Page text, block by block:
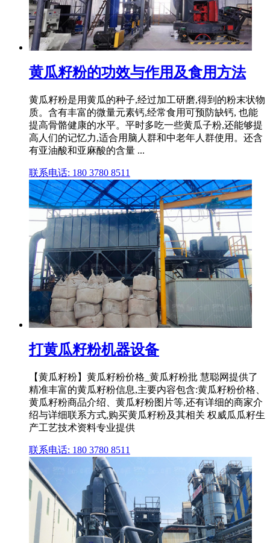
黄瓜籽粉的功效与作用及食用方法
黄瓜籽粉是用黄瓜的种子,经过加工研磨,得到的粉末状物
质。含有丰富的微量元素钙,经常食用可预防缺钙, 也能
提高骨骼健康的水平。平时多吃一些黄瓜子粉,还能够提
高人们的记忆力,适合用脑人群和中老年人群使用。还含
有亚油酸和亚麻酸的含量 ...
联系电话: 180 3780 8511
打黄瓜籽粉机器设备
【黄瓜籽粉】黄瓜籽粉价格_黄瓜籽粉批 慧聪网提供了
精准丰富的黄瓜籽粉信息,主要内容包含:黄瓜籽粉价格、
黄瓜籽粉商品介绍、黄瓜籽粉图片等,还有详细的商家介
绍与详细联系方式,购买黄瓜籽粉及其相关 权威瓜瓜籽生
产工艺技术资料专业提供
联系电话: 180 3780 8511